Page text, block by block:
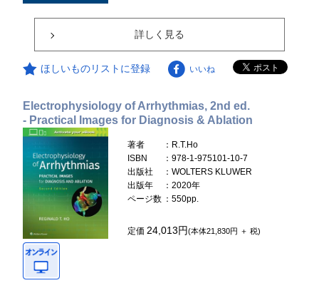
詳しく見る
ほしいものリストに登録 いいね
Electrophysiology of Arrhythmias, 2nd ed.
- Practical Images for Diagnosis & Ablation
著者
：R.T.Ho
ISBN
：978-1-975101-10-7
出版社
：WOLTERS KLUWER
出版年
：2020年
ページ数 ：550pp.
定価24,013円(本体21,830円 ＋ 税)